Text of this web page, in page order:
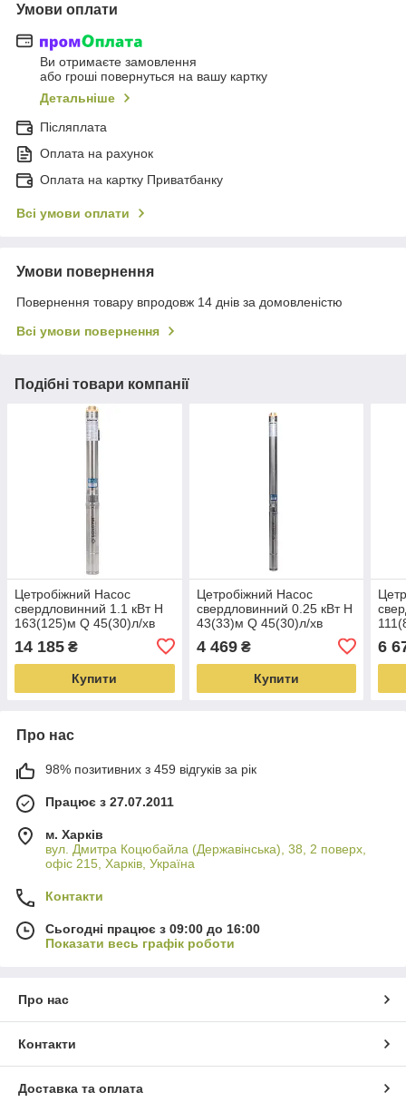
Умови оплати
Ви отримаєте замовлення
або гроші повернуться на вашу картку
Детальніше
Післяплата
Оплата на рахунок
Оплата на картку Приватбанку
Всі умови оплати
Умови повернення
Повернення товару впродовж 14 днів за домовленістю
Всі умови повернення
Подібні товари компанії
Цетробiжний Насос
свердловинний 1.1 кВт H
163(125)м Q 45(30)л/хв
AQUATICA (DONGYIN)
(3_777405)
14 185 ₴
Купити
Цетробiжний Насос
свердловинний 0.25 кВт H
43(33)м Q 45(30)л/хв
(DONGYIN) (3_777101)
4 469₴
Купити
6
Про нас
98% позитивних з 459 відгуків за рік
Працює з 27.07.2011
м. Харків
вул. Дмитра Коцюбайла (Державінська), 38, 2 поверх,
офіс 215, Харків, Україна
Контакти
Сьогодні працює з 09:00 до 16:00
Показати весь графік роботи
Про нас
Контакти
Доставка та оплата